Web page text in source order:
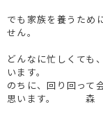
でも家族を養うため
せん。
どんなに忙しくても
います。
のちに、回り回って
思います。